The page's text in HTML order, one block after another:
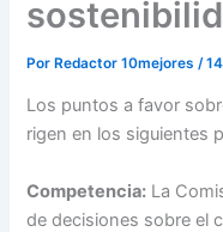
PorRedactor 10mejores /
Los puntos a favor
rigen en los siguientes
Competencia: La
de decisiones sobre el